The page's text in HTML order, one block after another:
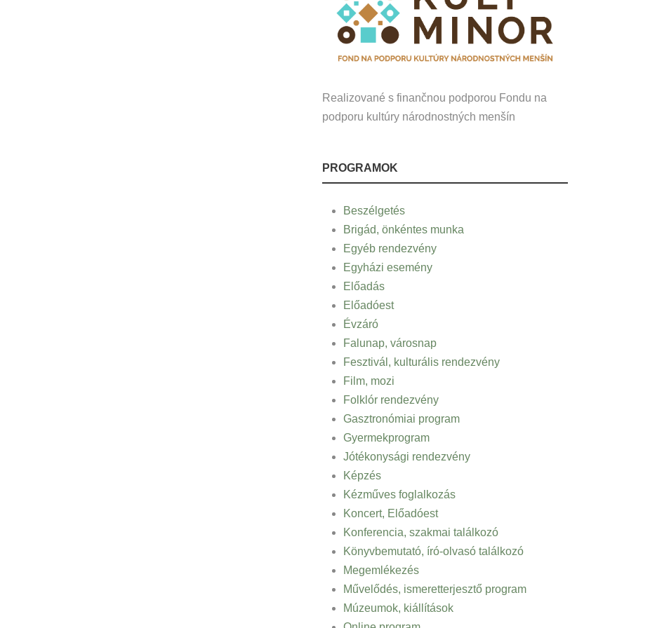
Realizované s finančnou podporou Fondu na
podporu kultúry národnostných menšín
PROGRAMOK
Beszélgetés
Brigád, önkéntes munka
Egyéb rendezvény
Egyházi esemény
Előadás
Előadóest
Évzáró
Falunap, városnap
Fesztivál, kulturális rendezvény
Film, mozi
Folklór rendezvény
Gasztronómiai program
Gyermekprogram
Jótékonysági rendezvény
Képzés
Kézműves foglalkozás
Koncert, Előadóest
Konferencia, szakmai találkozó
Könyvbemutató, író-olvasó találkozó
Megemlékezés
Művelődés, ismeretterjesztő program
Múzeumok, kiállítások